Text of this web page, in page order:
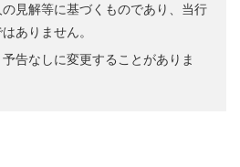
見解等に基づくものであり、当行
ありません。
告なしに変更することがありま